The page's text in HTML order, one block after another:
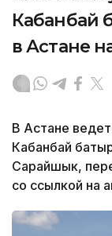
Кабанбай
в Астане
В Астане
Кабанбай
Сарайшык,
со ссылкой на